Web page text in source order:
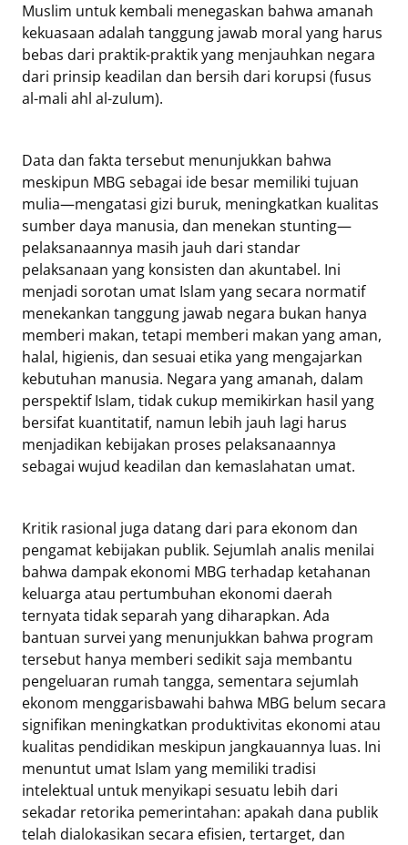
Muslim untuk kembali menegaskan bahwa amanah
kekuasaan adalah tanggung jawab moral yang harus
bebas dari praktik-praktik yang menjauhkan negara
dari prinsip keadilan dan bersih dari korupsi (fusus
al-mali ahl al-zulum).
Data dan fakta tersebut menunjukkan bahwa
meskipun MBG sebagai ide besar memiliki tujuan
mulia—mengatasi gizi buruk, meningkatkan kualitas
sumber daya manusia, dan menekan stunting—
pelaksanaannya masih jauh dari standar
pelaksanaan yang konsisten dan akuntabel. Ini
menjadi sorotan umat Islam yang secara normatif
menekankan tanggung jawab negara bukan hanya
memberi makan, tetapi memberi makan yang aman,
halal, higienis, dan sesuai etika yang mengajarkan
kebutuhan manusia. Negara yang amanah, dalam
perspektif Islam, tidak cukup memikirkan hasil yang
bersifat kuantitatif, namun lebih jauh lagi harus
menjadikan kebijakan proses pelaksanaannya
sebagai wujud keadilan dan kemaslahatan umat.
Kritik rasional juga datang dari para ekonom dan
pengamat kebijakan publik. Sejumlah analis menilai
bahwa dampak ekonomi MBG terhadap ketahanan
keluarga atau pertumbuhan ekonomi daerah
ternyata tidak separah yang diharapkan. Ada
bantuan survei yang menunjukkan bahwa program
tersebut hanya memberi sedikit saja membantu
pengeluaran rumah tangga, sementara sejumlah
ekonom menggarisbawahi bahwa MBG belum secara
signifikan meningkatkan produktivitas ekonomi atau
kualitas pendidikan meskipun jangkauannya luas. Ini
menuntut umat Islam yang memiliki tradisi
intelektual untuk menyikapi sesuatu lebih dari
sekadar retorika pemerintahan: apakah dana publik
telah dialokasikan secara efisien, tertarget, dan